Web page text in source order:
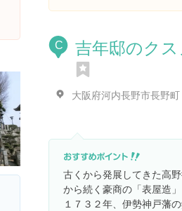
C 吉年邸のクス
大阪府河内長野市長野町
古くから発展してきた高
から続く豪商の「表屋造」
１７３２年、伊勢神戸藩